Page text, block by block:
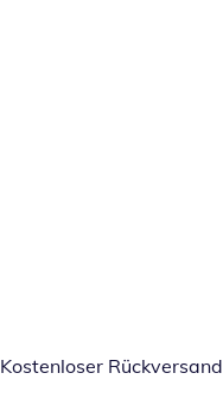
Kostenloser Rückversand